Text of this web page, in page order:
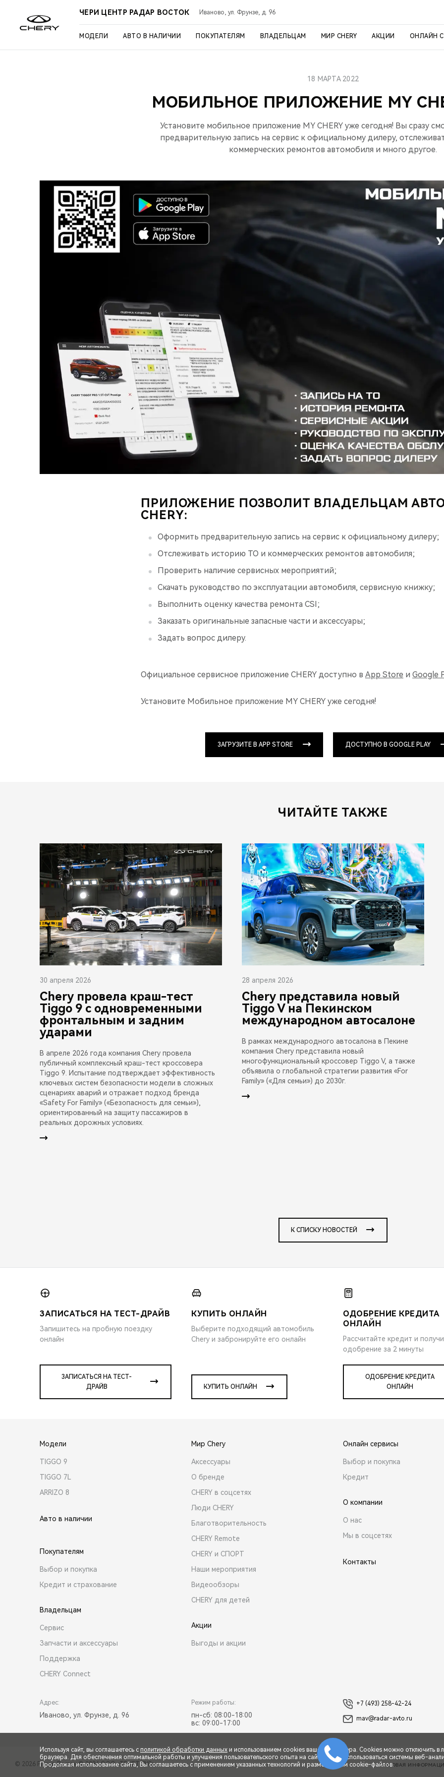
ЧЕРИ ЦЕНТР РАДАР ВОСТОК Иваново, ул. Фрунзе, д. 96
МОДЕЛИ АВТО В НАЛИЧИИ ПОКУПАТЕЛЯМ ВЛАДЕЛЬЦАМ МИР CHERY АКЦИИ ОНЛАЙН
МОБИЛЬНОЕ ПРИЛОЖЕНИЕ MY
18 МАРТА 2022
Установите мобильное приложение MY CHERY уже сегодня! Вы сразу
предварительную запись на сервис к официальному дилеру,
коммерческих ремонтов автомобиля и много другое.
ПРИЛОЖЕНИЕ ПОЗВОЛИТ ВЛАДЕЛЬЦАМ
CHERY:
Оформить предварительную запись на сервис к официальному дилеру;
Отслеживать историю ТО и коммерческих ремонтов автомобиля;
Проверить наличие сервисных мероприятий;
Скачать руководство по эксплуатации автомобиля, сервисную книжку;
Выполнить оценку качества ремонта CSI;
Заказать оригинальные запасные части и аксессуары;
Задать вопрос дилеру.
Официальное сервисное приложение CHERY доступно в App Store и Google
Установите Мобильное приложение MY CHERY уже сегодня!
ЗАГРУЗИТЕ В APP STORE ДОСТУПНО В GOOGLE PLAY
ЧИТАЙТЕ ТАКЖЕ
30 апреля 2026
Chery провела краш-тест
Tiggo 9 с одновременными
фронтальным и задним
ударами
В апреле 2026 года компания Chery провела
публичный комплексный краш-тест кроссовера
Tiggo 9. Испытание подтверждает эффективность
ключевых систем безопасности модели в сложных
сценариях аварий и отражает подход бренда
«Safety For Family» («Безопасность для семьи»),
ориентированный на защиту пассажиров в
реальных дорожных условиях.
28 апреля 2026
Chery представила новый
Tiggo V на Пекинском
международном автосалоне
В рамках международного автосалона в Пекине
компания Chery представила новый
многофункциональный кроссовер Tiggo V, а также
объявила о глобальной стратегии развития «For
Family» («Для семьи») до 2030г.
К СПИСКУ НОВОСТЕЙ
ЗАПИСАТЬСЯ НА ТЕСТ-ДРАЙВ
Запишитесь на пробную поездку
онлайн
ЗАПИСАТЬСЯ НА ТЕСТ-
ДРАЙВ
КУПИТЬ ОНЛАЙН
Выберите подходящий автомобиль
Chery и забронируйте его онлайн
КУПИТЬ ОНЛАЙН
ОДОБРЕНИЕ КРЕДИТА
ОНЛАЙН
Рассчитайте кредит и
одобрение за 2 минуты
ОДОБРЕНИЕ КРЕДИТА
ОНЛАЙН
Модели
TIGGO 9
TIGGO 7L
ARRIZO 8
Авто в наличии
Покупателям
Выбор и покупка
Кредит и страхование
Владельцам
Сервис
Запчасти и аксессуары
Поддержка
CHERY Connect
Мир Chery
Аксессуары
О бренде
CHERY в соцсетях
Люди CHERY
Благотворительность
CHERY Remote
CHERY и СПОРТ
Наши мероприятия
Видеообзоры
CHERY для детей
Акции
Выгоды и акции
Онлайн сервисы
Выбор и покупка
Кредит
О компании
О нас
Мы в соцсетях
Контакты
Адрес:
Иваново, ул. Фрунзе, д. 96
Режим работы:
пн-сб: 08:00-18:00
вс: 09:00-17:00
+7 (493) 258-42-24
mav@radar-avto.ru
© 2026 Радар Восток © 2026 ООО «ТЕНЕТ РУС» ПРАВОВАЯ
Используя сайт, вы соглашаетесь с политикой обработки данных и использованием cookies вашего браузера. Cookies можно отключить в
браузера. Для обеспечения оптимальной работы и улучшения пользовательского опыта на сайте могут использоваться системы веб-
Продолжая использование сайта, Вы соглашаетесь с применением указанных технологий и размещением cookie-файлов.